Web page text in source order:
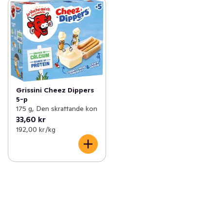
Grissini Cheez Dippers
5-p
175 g, Den skrattande kon
33,60 kr
192,00 kr /kg